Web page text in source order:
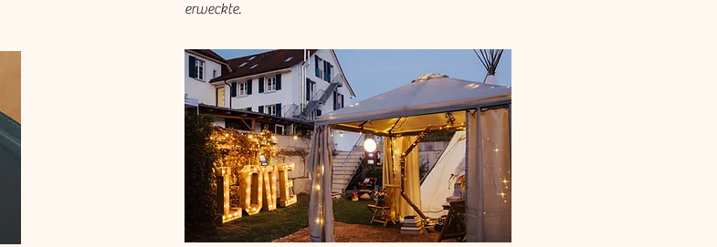
erweckte.